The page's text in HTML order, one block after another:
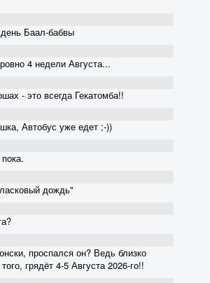
Баал-бабвы
4 недели Августа...
- это всегда Гекатомба!!
Автобус уже едет ;-))
дождь"
проспался он? Ведь близко
грядёт 4-5 Августа 2026-го!!